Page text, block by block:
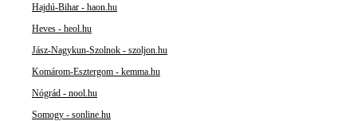
Hajdú-Bihar - haon.hu
Heves - heol.hu
Jász-Nagykun-Szolnok - szoljon.hu
Komárom-Esztergom - kemma.hu
Nógrád - nool.hu
Somogy - sonline.hu